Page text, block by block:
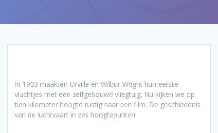
In 1903 maakten Orville en Wilbur Wright hun eerste
vluchtjes met een zelfgebouwd vliegtuig. Nu kijken we op
tien kilometer hoogte rustig naar een film. De geschiedenis
van de luchtvaart in zes hoogtepunten.